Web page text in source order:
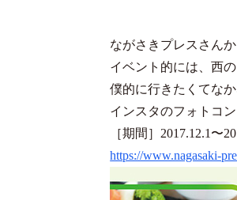
ながさきプレスさん
イベント的には、西
僕的に行きたくてな
インスタのフォトコ
［期間］2017.12.1〜
https://www.nagasaki-